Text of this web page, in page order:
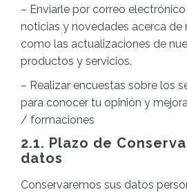
– Enviarle por correo
noticias y novedades acerca de
como las actualizaciones de
productos y servicios.
– Realizar encuestas sobre los
para conocer tu opinión y
/ formaciones
2.1. Plazo de
datos
Conservaremos sus datos